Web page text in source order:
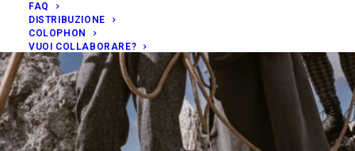
FAQ
DISTRIBUZIONE
COLOPHON
VUOI COLLABORARE?